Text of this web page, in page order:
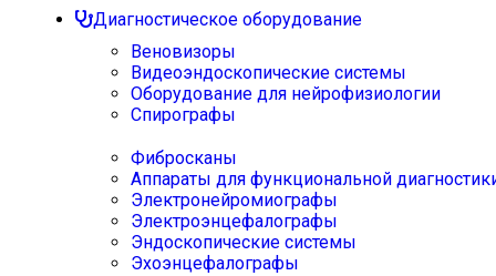
Диагностическое оборудование
Веновизоры
Видеоэндоскопические системы
Оборудование для нейрофизиологии
Спирографы
Фибросканы
Аппараты для функциональной
Электронейромиографы
Электроэнцефалографы
Эндоскопические системы
Эхоэнцефалографы